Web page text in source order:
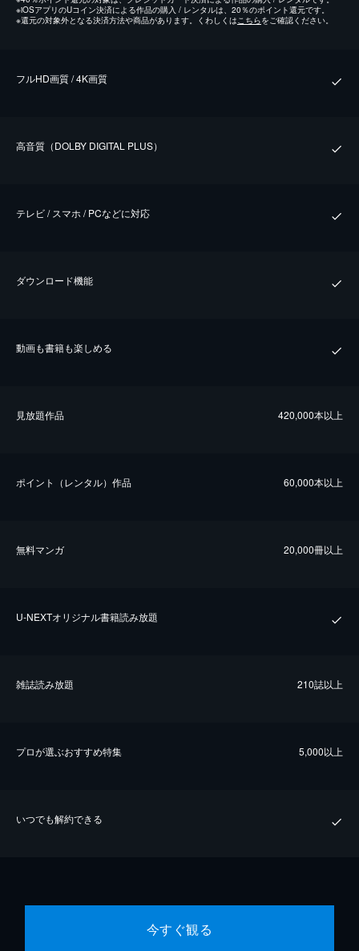
※iOSアプリのUコイン決済による作品の購入 / レンタルは、20％のポイント還元です。
※還元の対象外となる決済方法や商品があります。くわしくは こちらをご確認ください。
フルHD画質 / 4K画質
⾼⾳質（DOLBY DIGITAL PLUS）
テレビ / スマホ / PCなどに対応
ダウンロード機能
動画も書籍も楽しめる
⾒放題作品 420,000本以上
ポイント（レンタル）作品 60,000本以上
無料マンガ 20,000冊以上
U-NEXTオリジナル書籍読み放題
雑誌読み放題 210誌以上
プロが選ぶおすすめ特集 5,000以上
いつでも解約できる
今すぐ観る